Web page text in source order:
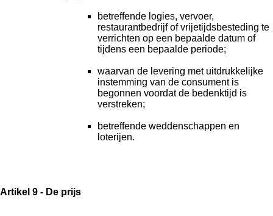
betreffende logies, vervoer,
restaurantbedrijf of vrijetijdsbesteding te
verrichten op een bepaalde datum of
tijdens een bepaalde periode;
waarvan de levering met uitdrukkelijke
instemming van de consument is
begonnen voordat de bedenktijd is
verstreken;
betreffende weddenschappen en
loterijen.
Artikel 9 - De prijs